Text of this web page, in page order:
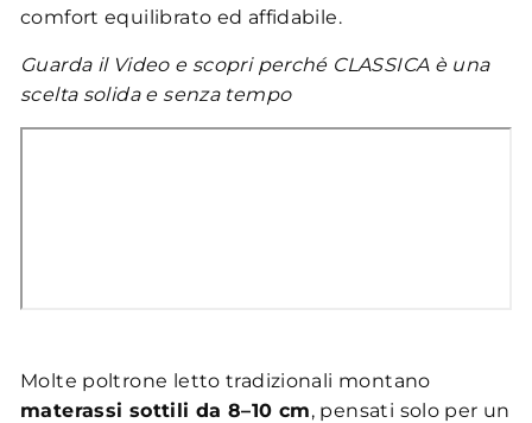
comfort equilibrato ed affidabile.
Guarda il Video e scopri perché CLASSICA è una
scelta solida e senza tempo
Molte poltrone letto tradizionali montano
materassi sottili da 8–10 cm, pensati solo per un